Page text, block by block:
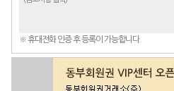
※ 휴대전화 인증 후 등록이 가능합니다.